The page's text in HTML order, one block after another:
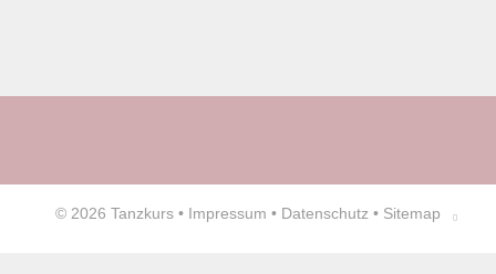
© 2026 Tanzkurs • Impressum • Datenschutz • Sitemap